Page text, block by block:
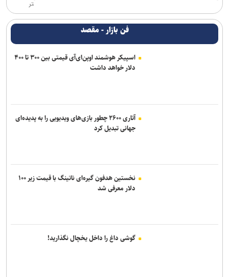
تر
فن بازار - مقصد
اسپیکر هوشمند اوپن‌ای‌آی قیمتی بین ۳۰۰ تا ۴۰۰
دلار خواهد داشت
آتاری ۲۶۰۰ چطور بازی‌های ویدیویی را به پدیده‌ای
جهانی تبدیل کرد
نخستین هدفون گیره‌ای ناتینگ با قیمت زیر ۱۰۰
دلار معرفی شد
گوشی داغ را داخل یخچال نگذارید!